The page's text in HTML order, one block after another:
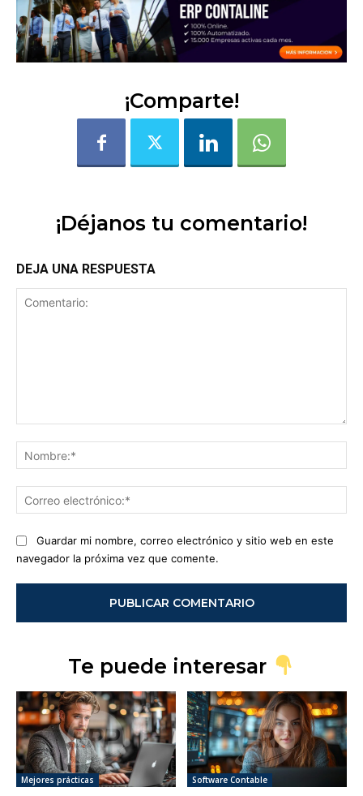
¡Comparte!
¡Déjanos tu comentario!
DEJA UNA RESPUESTA
Guardar mi nombre, correo electrónico y sitio web en este
navegador la próxima vez que comente.
Te puede interesar
Mejores prácticas Software Contable